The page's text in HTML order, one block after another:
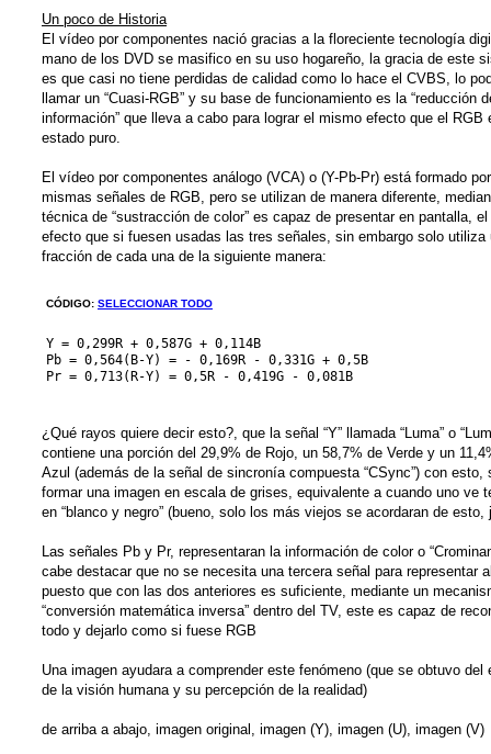
Un poco de Historia
El vídeo por componentes nació gracias a la floreciente tecnología
mano de los DVD se masifico en su uso hogareño, la gracia de este
es que casi no tiene perdidas de calidad como lo hace el CVBS, lo
llamar un “Cuasi-RGB” y su base de funcionamiento es la “reducción
información” que lleva a cabo para lograr el mismo efecto que el RGB
estado puro.
El vídeo por componentes análogo (VCA) o (Y-Pb-Pr) está formado
mismas señales de RGB, pero se utilizan de manera diferente,
técnica de “sustracción de color” es capaz de presentar en pantalla,
efecto que si fuesen usadas las tres señales, sin embargo solo utiliza
fracción de cada una de la siguiente manera:
CÓDIGO: SELECCIONAR TODO
Y = 0,299R + 0,587G + 0,114B
Pb = 0,564(B-Y) = - 0,169R - 0,331G + 0,5B
Pr = 0,713(R-Y) = 0,5R - 0,419G - 0,081B
¿Qué rayos quiere decir esto?, que la señal “Y” llamada “Luma” o
contiene una porción del 29,9% de Rojo, un 58,7% de Verde y un
Azul (además de la señal de sincronía compuesta “CSync”) con esto,
formar una imagen en escala de grises, equivalente a cuando uno ve
en “blanco y negro” (bueno, solo los más viejos se acordaran de esto,
Las señales Pb y Pr, representaran la información de color o
cabe destacar que no se necesita una tercera señal para representar
puesto que con las dos anteriores es suficiente, mediante un
“conversión matemática inversa” dentro del TV, este es capaz de
todo y dejarlo como si fuese RGB
Una imagen ayudara a comprender este fenómeno (que se obtuvo del
de la visión humana y su percepción de la realidad)
de arriba a abajo, imagen original, imagen (Y), imagen (U), imagen (V)